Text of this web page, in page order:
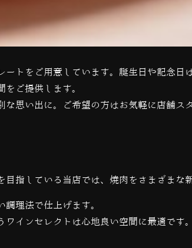
トをご用意しています。誕生日や記念日
ご提供します。
思い出に。ご希望の方はお気軽に店舗ス
指している当店では、 焼肉をさまざまな
理法で仕上げます。
インセレクトは心地良い空間に最適です。